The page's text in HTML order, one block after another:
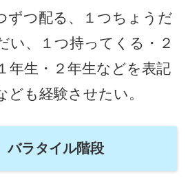
ずつ配る、１つちょうだ
い、１つ持ってくる・２
年生・２年生などを表記
ども経験させたい。
ラタイル階段